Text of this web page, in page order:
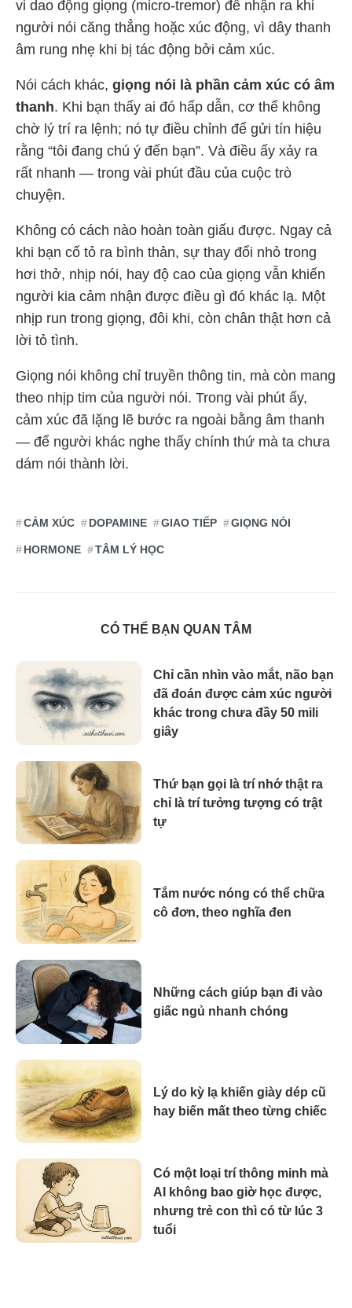
vi dao động giọng (micro-tremor) để nhận ra khi
người nói căng thẳng hoặc xúc động, vì dây thanh
âm rung nhẹ khi bị tác động bởi cảm xúc.
Nói cách khác, giọng nói là phần cảm xúc có âm
thanh. Khi bạn thấy ai đó hấp dẫn, cơ thể không
chờ lý trí ra lệnh; nó tự điều chỉnh để gửi tín hiệu
rằng “tôi đang chú ý đến bạn”. Và điều ấy xảy ra
rất nhanh — trong vài phút đầu của cuộc trò
chuyện.
Không có cách nào hoàn toàn giấu được. Ngay cả
khi bạn cố tỏ ra bình thản, sự thay đổi nhỏ trong
hơi thở, nhịp nói, hay độ cao của giọng vẫn khiến
người kia cảm nhận được điều gì đó khác lạ. Một
nhịp run trong giọng, đôi khi, còn chân thật hơn cả
lời tỏ tình.
Giọng nói không chỉ truyền thông tin, mà còn mang
theo nhịp tim của người nói. Trong vài phút ấy,
cảm xúc đã lặng lẽ bước ra ngoài bằng âm thanh
— để người khác nghe thấy chính thứ mà ta chưa
dám nói thành lời.
CẢM XÚC DOPAMINE GIAO TIẾP GIỌNG NÓI
HORMONE TÂM LÝ HỌC
CÓ THỂ BẠN QUAN TÂM
Chỉ cần nhìn vào mắt, não bạn
đã đoán được cảm xúc người
khác trong chưa đầy 50 mili
giây
Thứ bạn gọi là trí nhớ thật ra
chỉ là trí tưởng tượng có trật
tự
Tắm nước nóng có thể chữa
cô đơn, theo nghĩa đen
Những cách giúp bạn đi vào
giấc ngủ nhanh chóng
Lý do kỳ lạ khiến giày dép cũ
hay biến mất theo từng chiếc
Có một loại trí thông minh mà
AI không bao giờ học được,
nhưng trẻ con thì có từ lúc 3
tuổi